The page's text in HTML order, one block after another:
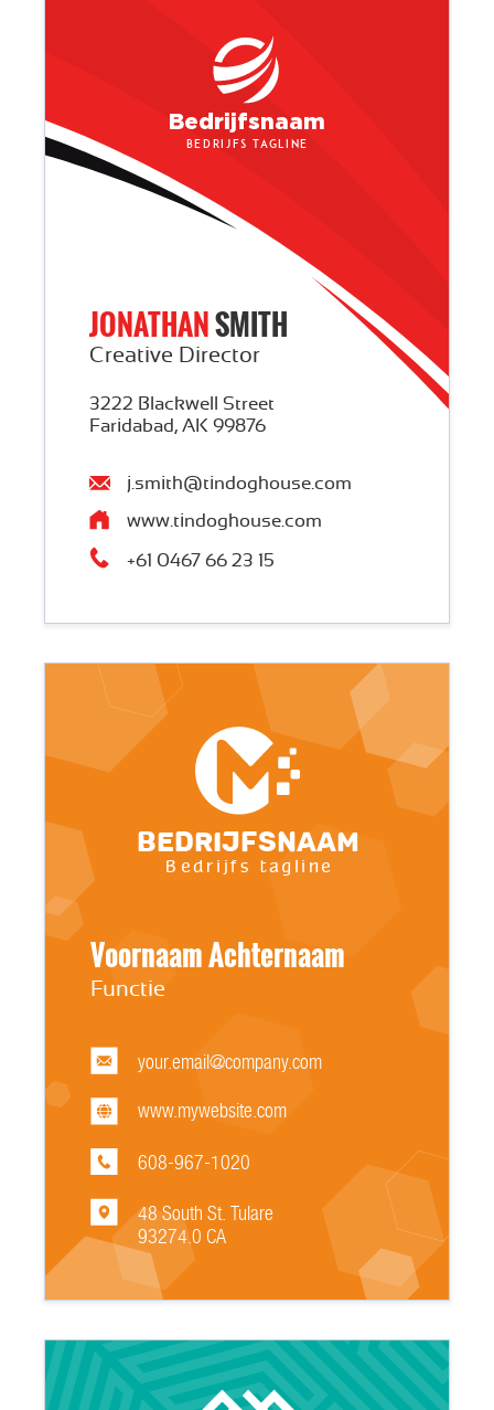
+61 0467 66 23 15
www.tindoghouse.com
Creative Director
3222 Blackwell Street
Faridabad, AK 99876
j.smith@tindoghouse.com
JONATHANSMITH
Bedrijfsnaam
Bedrijfs tagline
608-967-1020
48 South St. Tulare
93274.0 CA
www.mywebsite.com
your.email@company.com
Functie
Voornaam Achternaam
Bedrijfsnaam
Bedrijfs tagline